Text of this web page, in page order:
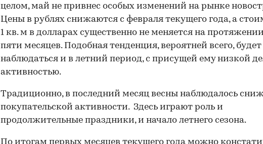
целом, май не привнес особых изменений на рынке
Цены в рублях снижаются с февраля текущего года, а
1 кв. м в долларах существенно не меняется на
пяти месяцев. Подобная тенденция, вероятней всего, будет
наблюдаться и в летний период, с присущей ему низкой
активностью.
Традиционно, в последний месяц весны наблюдалось
покупательской активности. Здесь играют роль и
продолжительные праздники, и начало летнего сезона.